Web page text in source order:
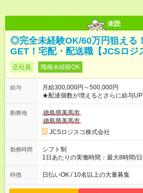
未読
◎完全未経験OK/60万円狙える
GET！宅配・配送職【JCSロジ
正社員 職種未経験OK
給与
月給300,000円～500,000円
★配達個数が増えるとさらに給与
ど！ ・主要都市エリア 月収55万円／週5日稼働 月収65万~112
万円／週6日稼働 ・地方郊外エリア 月収40万円／週5日稼働 月
収40万円~50万円／週6日稼働 ＜モデルイメージ＞ ■月収50万
円 (27歳男性/江東区在住)※元建築関
(日休み) ■月収80万円(43歳男性/墨田区在住)※元営業 1日200個
勤務地
徳島県美馬市
徳島県美馬市
JCSロジスコ株式会社
勤務時間
シフト制
1日あたりの実働時間：最大8時間/
働8時間） ※週5日勤務（場所次第
よって時間外での勤務可能性有り ※
特徴 日払いOK / 10名以上の大量募集